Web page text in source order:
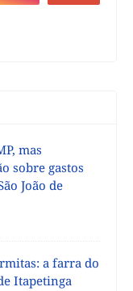
mas
sobre gastos
João de
a farra do
Itapetinga